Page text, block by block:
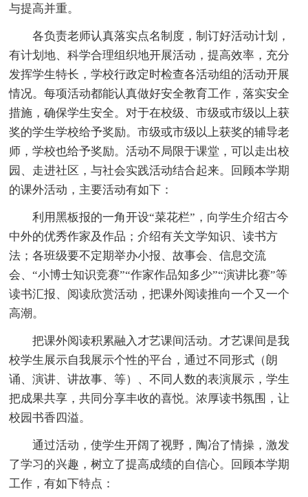
与提高并重。
各负责老师认真落实点名制度，制订好活动计划，
有计划地、科学合理组织地开展活动，提高效率，充分
发挥学生特长，学校行政定时检查各活动组的活动开展
情况。每项活动都能认真做好安全教育工作，落实安全
措施，确保学生安全。对于在校级、市级或市级以上获
奖的学生学校给予奖励。市级或市级以上获奖的辅导老
师，学校也给予奖励。活动不局限于课堂，可以走出校
园、走进社区，与社会实践活动结合起来。回顾本学期
的课外活动，主要活动有如下：
利用黑板报的一角开设“菜花栏”，向学生介绍古今
中外的优秀作家及作品；介绍有关文学知识、读书方
法；各班级要不定期举办小报、故事会、信息交流
会、“小博士知识竞赛”“作家作品知多少”“演讲比赛”等
读书汇报、阅读欣赏活动，把课外阅读推向一个又一个
高潮。
把课外阅读积累融入才艺课间活动。才艺课间是我
校学生展示自我展示个性的平台，通过不同形式（朗
诵、演讲、讲故事、等）、不同人数的表演展示，学生
把成果共享，共同分享丰收的喜悦。浓厚读书氛围，让
校园书香四溢。
通过活动，使学生开阔了视野，陶冶了情操，激发
了学习的兴趣，树立了提高成绩的自信心。回顾本学期
工作，有如下特点：